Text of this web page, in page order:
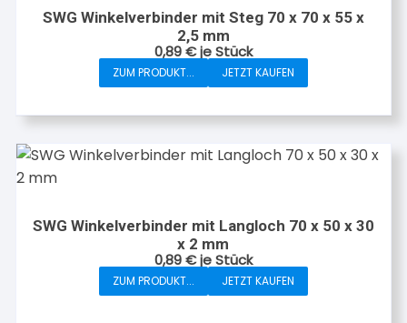
Optionen
können
auf
der
Produktseite
werden
SWG Winkelverbinder mit Steg 70 x 70 x 55 x
2,5 mm
0,89€je Stück
ZUM PRODUKT... JETZT KAUFEN
SWG Winkelverbinder mit Langloch 70 x 50 x 30
x 2 mm
0,89€je Stück
ZUM PRODUKT... JETZT KAUFEN